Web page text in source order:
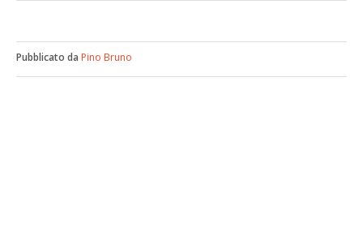
Pubblicato da Pino Bruno